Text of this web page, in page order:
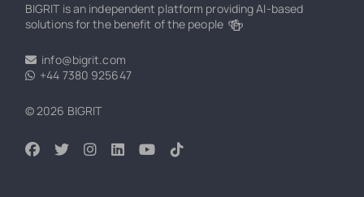
BIGRIT is an independent platform providing AI-based
solutions for the benefit of the people 🍻
info@bigrit.com
+44 7380 925647
© 2026 BIGRIT